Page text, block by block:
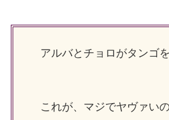
アルバとチョロがタンゴ
これが、マジでヤヴァい